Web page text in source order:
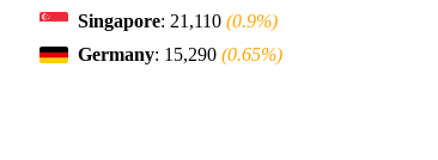
Singapore: 21,110 (0.9%)
Germany: 15,290 (0.65%)